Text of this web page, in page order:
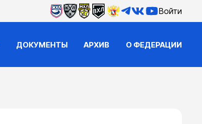
Войти
ДОКУМЕНТЫ АРХИВ О ФЕДЕРАЦИИ